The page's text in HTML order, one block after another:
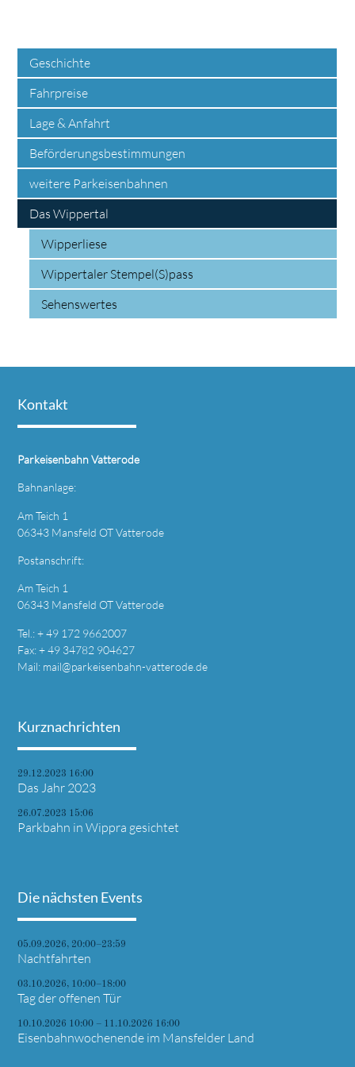
Geschichte
Fahrpreise
Lage & Anfahrt
Beförderungsbestimmungen
weitere Parkeisenbahnen
Das Wippertal
Wipperliese
Wippertaler Stempel(S)pass
Sehenswertes
Kontakt
Parkeisenbahn Vatterode
Bahnanlage:
Am Teich 1
06343 Mansfeld OT Vatterode
Postanschrift:
Am Teich 1
06343 Mansfeld OT Vatterode
Tel.: + 49 172 9662007
Fax: + 49 34782 904627
Mail: mail@parkeisenbahn-vatterode.de
Kurznachrichten
29.12.2023 16:00
Das Jahr 2023
26.07.2023 15:06
Parkbahn in Wippra gesichtet
Die nächsten Events
05.09.2026, 20:00–23:59
Nachtfahrten
03.10.2026, 10:00–18:00
Tag der offenen Tür
10.10.2026 10:00 – 11.10.2026 16:00
Eisenbahnwochenende im Mansfelder Land